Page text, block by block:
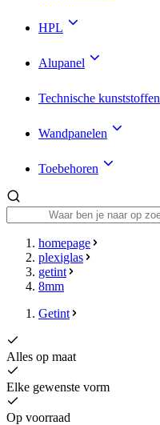
HPL
Alupanel
Technische kunststoffen
Wandpanelen
Toebehoren
homepage
plexiglas
getint
8mm
Getint
Alles op maat
Elke gewenste vorm
Op voorraad